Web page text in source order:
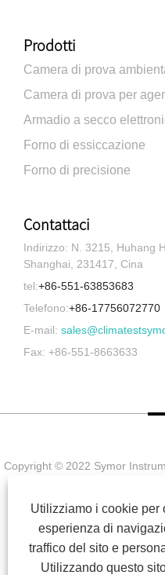
Prodotti
Camera di prova
Camera di prova per
Armadio a secco
Forno di essiccazione
Forno di precisione
Contattaci
Indirizzo: N. 3215, Huhang
Shanghai, 231417, Cina
tel:+86-551-63853683
Telefono:+86-17756072770
E-mail:
Fax: +86-551-8663633
Copyright © 2022 Symor
prove ambientali, cabina
invecchiamento
CASA CHI SIAMO
INVIA RICHIESTA
Utilizziamo i cookie per
esperienza di
traffico del sito e
Utilizzando questo